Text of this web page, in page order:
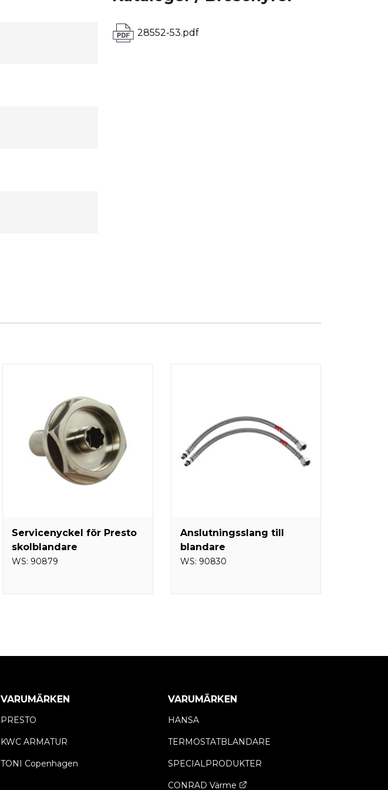
28552-53.pdf
Servicenyckel för Presto
skolblandare
WS: 90879
Anslutningsslang till
blandare
WS: 90830
VARUMÄRKEN
PRESTO
KWC ARMATUR
TONI Copenhagen
VARUMÄRKEN
HANSA
TERMOSTATBLANDARE
SPECIALPRODUKTER
CONRAD Värme